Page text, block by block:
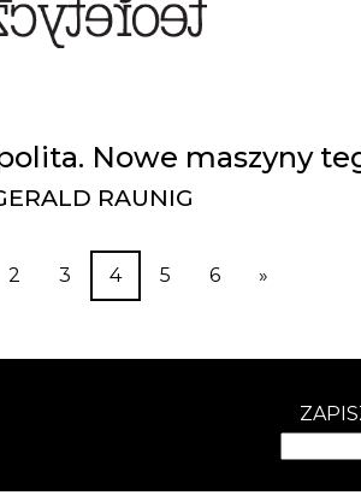
Nowe maszyny
RAUNIG
2 3 4 5 6 »